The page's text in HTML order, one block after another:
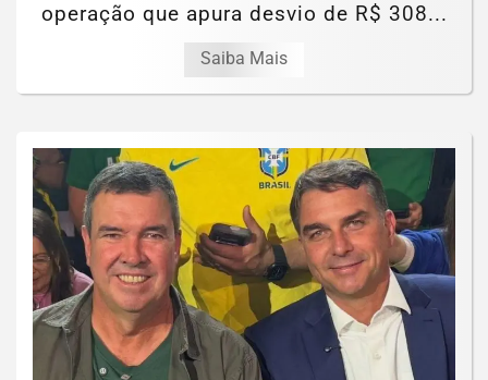
operação que apura desvio de R$ 308...
Saiba Mais